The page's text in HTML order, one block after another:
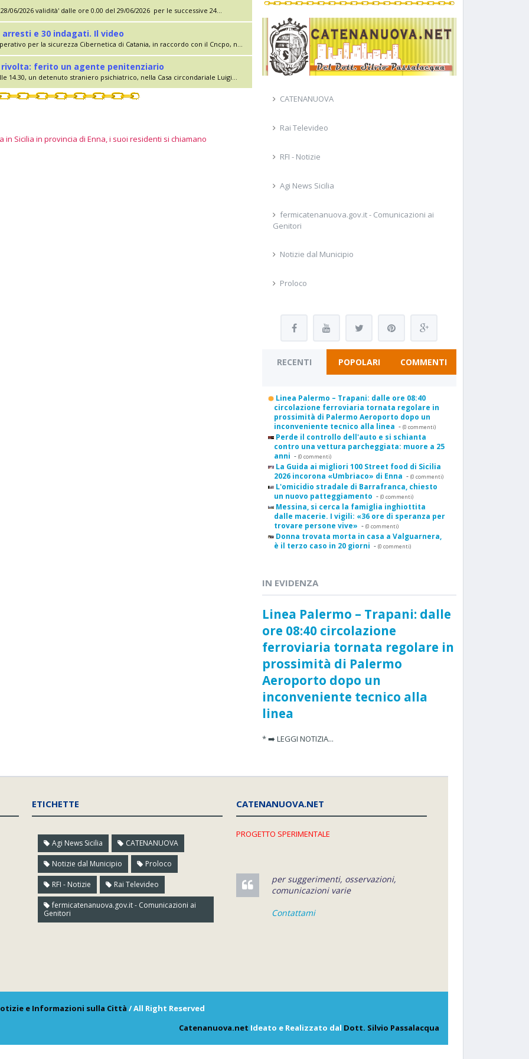
2026 validità' dalle ore 0.00 del 29/06/2026 per le successive 24...
e 30 indagati. Il video
per la sicurezza Cibernetica di Catania, in raccordo con il Cncpo, n...
rivolta: ferito un agente penitenziario
14.30, un detenuto straniero psichiatrico, nella Casa circondariale Luigi...
in Sicilia in provincia di Enna, i suoi residenti si chiamano
CATENANUOVA
Rai Televideo
RFI - Notizie
Agi News Sicilia
fermicatenanuova.gov.it - Comunicazioni ai
Genitori
Notizie dal Municipio
Proloco
RECENTI POPOLARI COMMENTI
Linea Palermo – Trapani: dalle ore 08:40
circolazione ferroviaria tornata regolare in
prossimità di Palermo Aeroporto dopo un
inconveniente tecnico alla linea - (0 commenti)
Perde il controllo dell'auto e si schianta
contro una vettura parcheggiata: muore a 25
anni - (0 commenti)
La Guida ai migliori 100 Street food di Sicilia
2026 incorona «Umbriaco» di Enna - (0 commenti)
L'omicidio stradale di Barrafranca, chiesto
un nuovo patteggiamento - (0 commenti)
Messina, si cerca la famiglia inghiottita
dalle macerie. I vigili: «36 ore di speranza per
trovare persone vive» - (0 commenti)
Donna trovata morta in casa a Valguarnera,
è il terzo caso in 20 giorni - (0 commenti)
IN EVIDENZA
Linea Palermo – Trapani: dalle
ore 08:40 circolazione
ferroviaria tornata regolare in
prossimità di Palermo
Aeroporto dopo un
inconveniente tecnico alla
linea
* ➡️ LEGGI NOTIZIA...
ETICHETTE
Agi News Sicilia CATENANUOVA
Notizie dal Municipio Proloco
RFI - Notizie Rai Televideo
fermicatenanuova.gov.it - Comunicazioni ai
Genitori
CATENANUOVA.NET
PROGETTO SPERIMENTALE
per suggerimenti, osservazioni,
comunicazioni varie
Contattami
e Informazioni sulla Città / All Right Reserved
Catenanuova.net Ideato e Realizzato dal Dott. Silvio Passalacqua